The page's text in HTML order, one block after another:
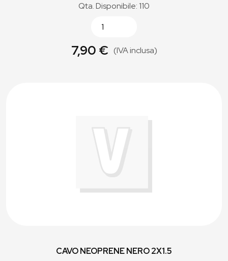
Qta. Disponibile: 110
7,90 € (IVA inclusa)
CAVO NEOPRENE NERO 2X1.5